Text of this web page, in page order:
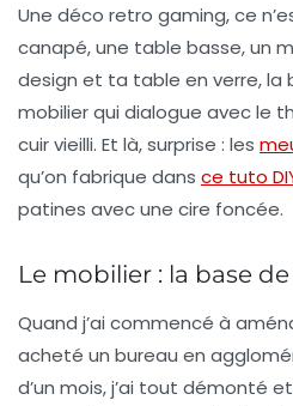
Une déco retro gaming, ce
canapé, une table basse, un
design et ta table en verre, la
mobilier qui dialogue avec le
cuir vieilli. Et là, surprise : les
qu’on fabrique dans ce tuto
patines avec une cire foncée.
Le mobilier : la base
Quand j’ai commencé à
acheté un bureau en
d’un mois, j’ai tout démonté